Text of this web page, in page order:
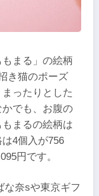
まる」の絵柄
き猫のポーズ
ったりとした
でも、お腹の
まるの絵柄は
4個入が756
円です。
な奈sや東京ギフ